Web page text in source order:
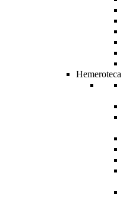
Hemeroteca